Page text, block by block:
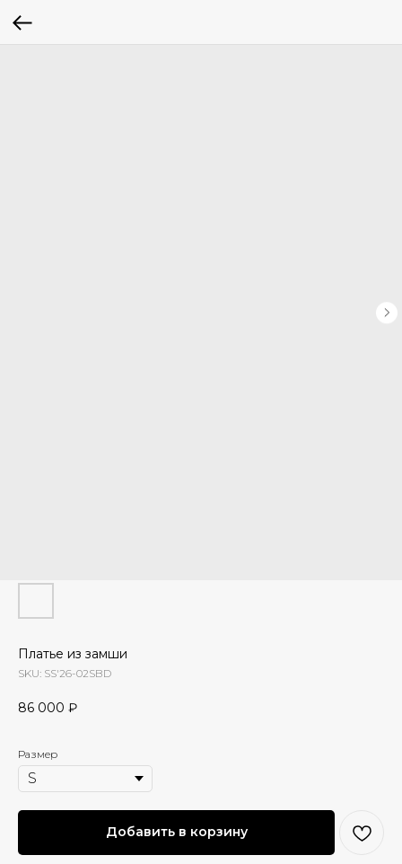
Платье из замши
SKU: SS'26-02SBD
86 000 ₽
Размер
Добавить в корзину